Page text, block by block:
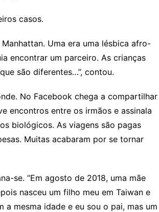
casos.
Uma era uma lésbica afro-
encontrar um parceiro. As crianças
são diferentes…”, contou.
No Facebook chega a compartilhar
encontros entre os irmãos e assinala
biológicos. As viagens são pagas
Muitas acabaram por se tornar
se. “Em agosto de 2018, uma mãe
nasceu um filho meu em Taiwan e
a mesma idade e eu sou o pai, mas um